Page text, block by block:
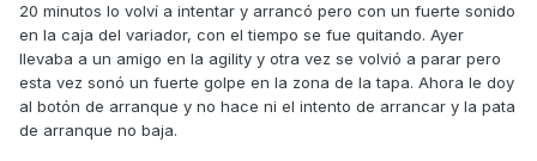
20 minutos lo volví a intentar y arrancó pero con un fuerte sonido
en la caja del variador, con el tiempo se fue quitando. Ayer
llevaba a un amigo en la agility y otra vez se volvió a parar pero
esta vez sonó un fuerte golpe en la zona de la tapa. Ahora le doy
al botón de arranque y no hace ni el intento de arrancar y la pata
de arranque no baja.